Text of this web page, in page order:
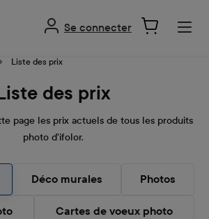
Se connecter
Liste des prix
des prix
page les prix actuels de tous les produits
photo d'ifolor.
Déco murales Photos
Cartes de voeux photo